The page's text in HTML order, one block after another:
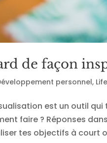
de façon
personnel,
est un outil
faire ? Réponses
tes objectifs à court